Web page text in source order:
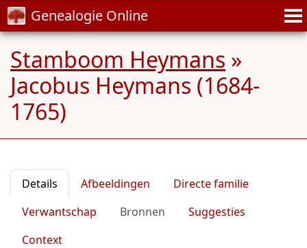
Genealogie Online
Stamboom Heymans »
Jacobus Heymans (1684-
1765)
Details Afbeeldingen
Directe familie
Verwantschap
Bronnen
Suggesties
Context